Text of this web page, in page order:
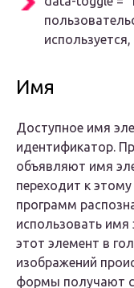
Имя
Доступное имя
идентификатор.
объявляют имя
переходит к
программ
использовать
этот элемент в
изображений
формы получают